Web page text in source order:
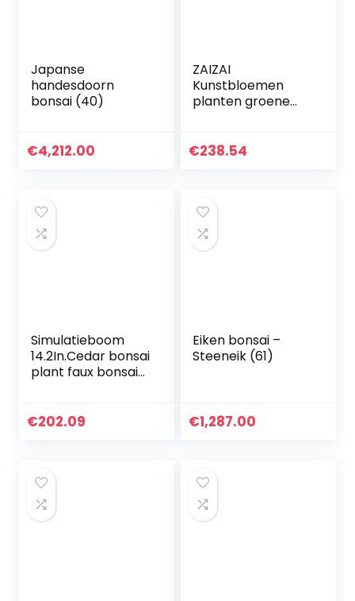
Japanse
handesdoorn
bonsai (40)
€4,212.00
ZAIZAI
Kunstbloemen
planten groene
ingemaakte
€238.54
Simulatieboom
14.2In.Cedar bonsai
plant faux bonsai
decoratieve
€202.09
Eiken bonsai –
Steeneik (61)
€1,287.00